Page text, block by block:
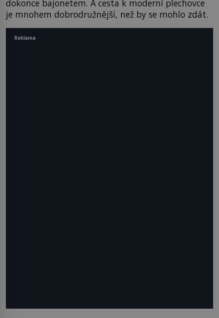
dokonce bajonetem. A cesta k moderní plechovce
je mnohem dobrodružnější, než by se mohlo zdát.
Reklama